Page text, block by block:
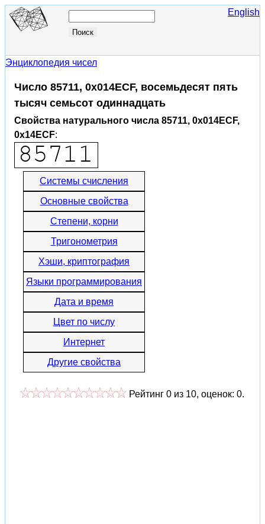
English
Энциклопедия чисел
Число 85711, 0x014ECF, восемьдесят пять
тысяч семьсот одиннадцать
Свойства натурального числа 85711, 0x014ECF,
0x14ECF:
Системы счисления
Основные свойства
Степени, корни
Тригонометрия
Хэши, криптография
Языки программирования
Дата и время
Цвет по числу
Интернет
Другие свойства
Рейтинг 0 из 10, оценок: 0.